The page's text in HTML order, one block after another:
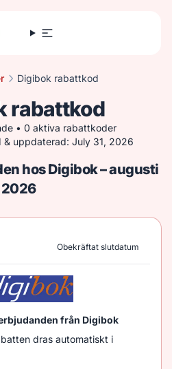
Digibok rabattkod
rabattkod
• 0 aktiva rabattkoder
& uppdaterad: July 31, 2026
hos Digibok – augusti
2026
Obekräftat slutdatum
från Digibok
dras automatiskt i